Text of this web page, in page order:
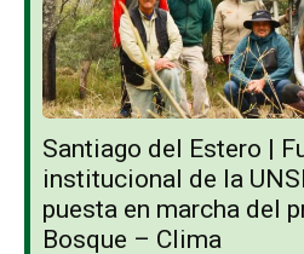
Santiago del Estero |
institucional de la
puesta en marcha del
Bosque – Clima